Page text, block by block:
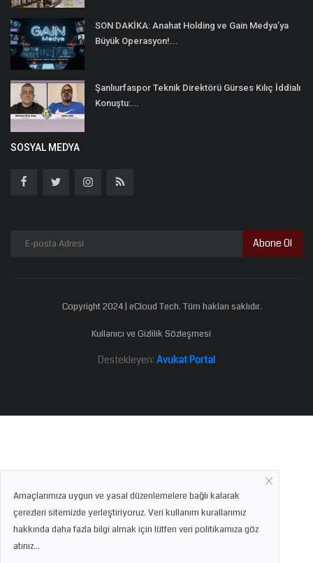
SON DAKİKA: Anahat Holding ve Gain Medya’ya
Büyük Operasyon!...
Şanlıurfaspor Teknik Direktörü Gürses Kılıç İddialı
Konuştu:...
SOSYAL MEDYA
Abone Ol
Copyright 2024 | eCloud Tech. Tüm hakları saklıdır.
Kullanıcı ve Gizlilik Sözleşmesi
Destekleyen: Avukat Portal
Amaçlarımıza uygun ve yasal düzenlemelere bağlı kalarak
çerezleri sitemizde yerleştiriyoruz. Veri kullanım kurallarımız
hakkında daha fazla bilgi almak için lütfen veri politikamıza göz
atınız...